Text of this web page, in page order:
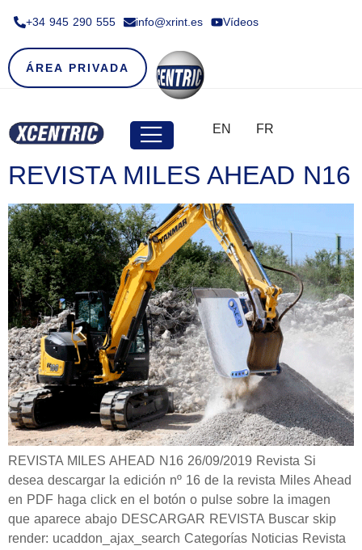
+34 945 290 555​ info@xrint.es Vídeos
ÁREA PRIVADA
EN FR
REVISTA MILES AHEAD N16
REVISTA MILES AHEAD N16 26/09/2019 Revista Si
desea descargar la edición nº 16 de la revista Miles Ahead
en PDF haga click en el botón o pulse sobre la imagen
que aparece abajo DESCARGAR REVISTA Buscar skip
render: ucaddon_ajax_search Categorías Noticias Revista